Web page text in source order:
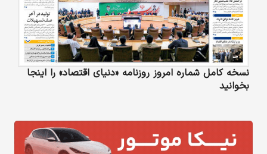
نسخه کامل شماره امروز روزنامه «دنیای‌ اقتصاد» را اینجا
بخوانید